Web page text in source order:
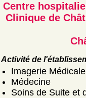
Centre
Clinique de
Activité de
Imagerie Médicale
Médecine
Soins de Suite et